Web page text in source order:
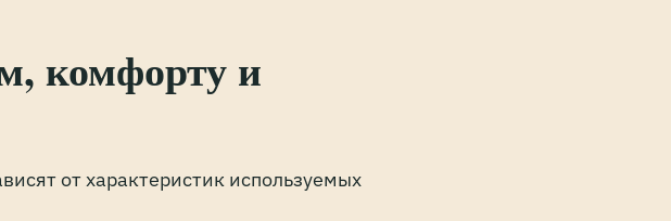
комфорту и
от характеристик используемых